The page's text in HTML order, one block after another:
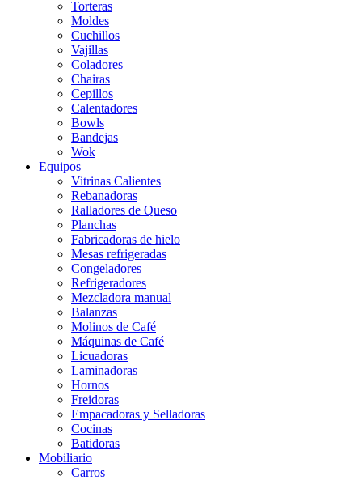
Torteras
Moldes
Cuchillos
Vajillas
Coladores
Chairas
Cepillos
Calentadores
Bowls
Bandejas
Wok
Equipos
Vitrinas Calientes
Rebanadoras
Ralladores de Queso
Planchas
Fabricadoras de hielo
Mesas refrigeradas
Congeladores
Refrigeradores
Mezcladora manual
Balanzas
Molinos de Café
Máquinas de Café
Licuadoras
Laminadoras
Hornos
Freidoras
Empacadoras y Selladoras
Cocinas
Batidoras
Mobiliario
Carros